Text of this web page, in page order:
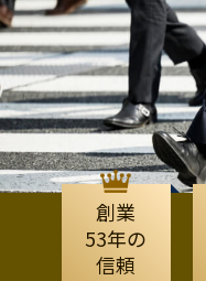
創業
53年の
信頼